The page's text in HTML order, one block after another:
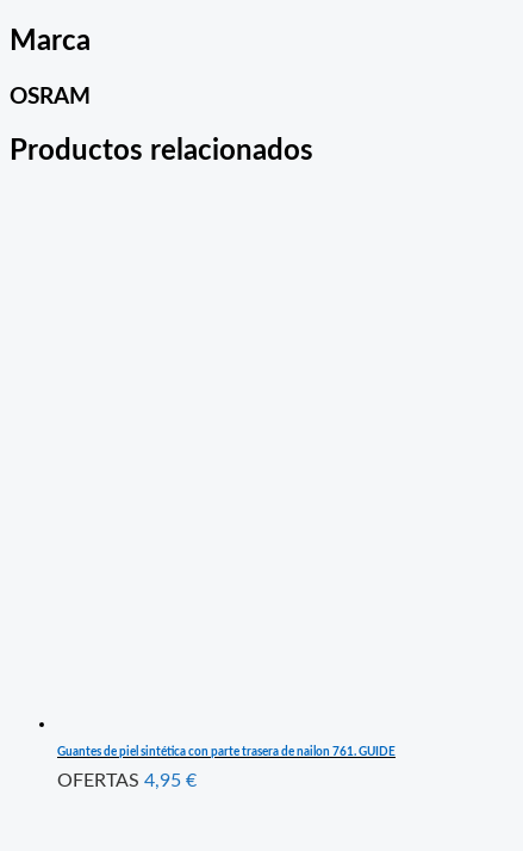
Marca
OSRAM
Productos relacionados
Guantes de piel sintética con parte trasera de nailon 761. GUIDE
OFERTAS 4,95 €